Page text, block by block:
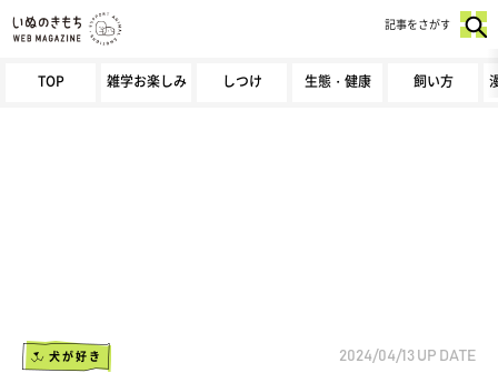
TOP 雑学お楽しみ しつけ 生態・健康 飼い方
記事をさがす
犬が好き 2024/04/13 UP DATE